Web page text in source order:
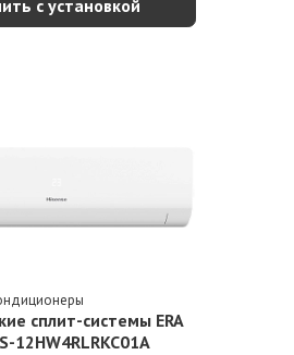
с установкой
сплит-системы ERA
12HW4RLRKC01A